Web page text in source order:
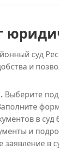
суд
и
Выберите
в суд
и
заявление в